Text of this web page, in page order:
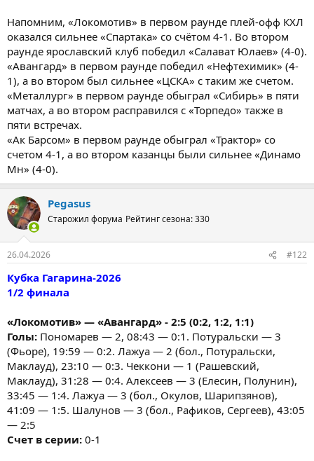
Напомним, «Локомотив» в первом раунде плей-офф КХЛ
оказался сильнее «Спартака» со счётом 4-1. Во втором
раунде ярославский клуб победил «Салават Юлаев» (4-0).
«Авангард» в первом раунде победил «Нефтехимик» (4-
1), а во втором был сильнее «ЦСКА» с таким же счетом.
«Металлург» в первом раунде обыграл «Сибирь» в пяти
матчах, а во втором расправился с «Торпедо» также в
пяти встречах.
«Ак Барсом» в первом раунде обыграл «Трактор» со
счетом 4-1, а во втором казанцы были сильнее «Динамо
Мн» (4-0).
Pegasus
Старожил форума Рейтинг сезона: 330
26.04.2026 #122
Кубка Гагарина-2026
1/2 финала
«Локомотив» — «Авангард» - 2:5 (0:2, 1:2, 1:1)
Голы: Пономарев — 2, 08:43 — 0:1. Потуральски — 3
(Фьоре), 19:59 — 0:2. Лажуа — 2 (бол., Потуральски,
Маклауд), 23:10 — 0:3. Чеккони — 1 (Рашевский,
Маклауд), 31:28 — 0:4. Алексеев — 3 (Елесин, Полунин),
33:45 — 1:4. Лажуа — 3 (бол., Окулов, Шарипзянов),
41:09 — 1:5. Шалунов — 3 (бол., Рафиков, Сергеев), 43:05
— 2:5
Счет в серии: 0-1